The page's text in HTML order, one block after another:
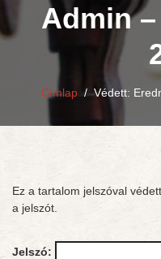
Admin
Címlap/Védett:
Ez a tartalom jelszóval
a jelszót.
Jelszó: